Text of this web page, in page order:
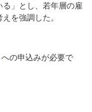
」とし、若年層の雇
を強調した。
への申込みが必要で